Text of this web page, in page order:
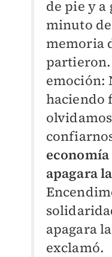
de pie y
minuto
memoria
partieron.
emoción:
haciendo
economía
apagara
apagara
exclamó.